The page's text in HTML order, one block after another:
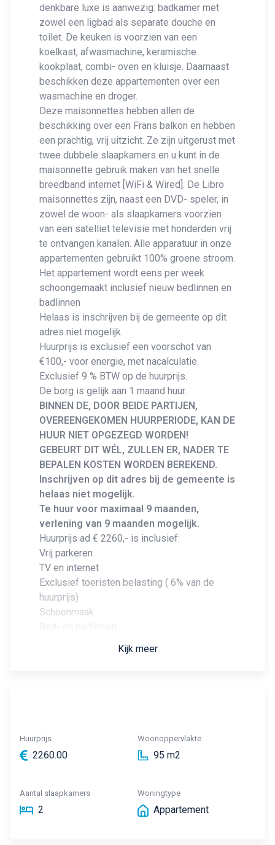
denkbare luxe is aanwezig: badkamer met
zowel een ligbad als separate douche en
toilet. De keuken is voorzien van een
koelkast, afwasmachine, keramische
kookplaat, combi- oven en kluisje. Daarnaast
beschikken deze appartementen over een
wasmachine en droger.
Deze maisonnettes hebben allen de
beschikking over een Frans balkon en hebben
een prachtig, vrij uitzicht. Ze zijn uitgerust met
twee dubbele slaapkamers en u kunt in de
maisonnette gebruik maken van het snelle
breedband internet [WiFi & Wired]. De Libro
maisonnettes zijn, naast een DVD- speler, in
zowel de woon- als slaapkamers voorzien
van een satelliet televisie met honderden vrij
te ontvangen kanalen. Alle apparatuur in onze
appartementen gebruikt 100% groene stroom.
Het appartement wordt eens per week
schoongemaakt inclusief nieuw bedlinnen en
badlinnen
Helaas is inschrijven bij de gemeente op dit
adres niet mogelijk.
Huurprijs is exclusief een voorschot van
€100,- voor energie, met nacalculatie.
Exclusief 9 % BTW op de huurprijs.
De borg is gelijk aan 1 maand huur.
BINNEN DE, DOOR BEIDE PARTIJEN,
OVEREENGEKOMEN HUURPERIODE, KAN DE
HUUR NIET OPGEZEGD WORDEN!
GEBEURT DIT WÉL, ZULLEN ER, NADER TE
BEPALEN KOSTEN WORDEN BEREKEND.
Inschrijven op dit adres bij de gemeente is
helaas niet mogelijk.
Te huur voor maximaal 9 maanden,
verlening van 9 maanden mogelijk.
Huurprijs ad € 2260,- is inclusief:
Vrij parkeren
TV en internet
Exclusief toeristen belasting ( 6% van de
huurprijs)
Schoonmaak
Kijk meer
Huurprijs
2260.00
Woonoppervlakte
95 m2
Aantal slaapkamers
2
Woningtype
Appartement